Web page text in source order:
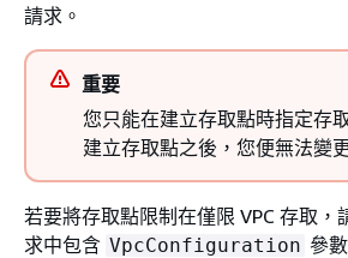
請求。
重要
您只能在建立存取點時指定存
建立存取點之後，您便無法變
若要將存取點限制在僅限 VPC 存取，
求中包含 VpcConfiguration 參